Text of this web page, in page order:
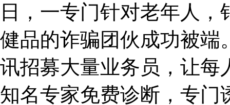
日，一专门针对老年人
健品的诈骗团伙成功被端
讯招募大量业务员，让每
知名专家免费诊断，专门